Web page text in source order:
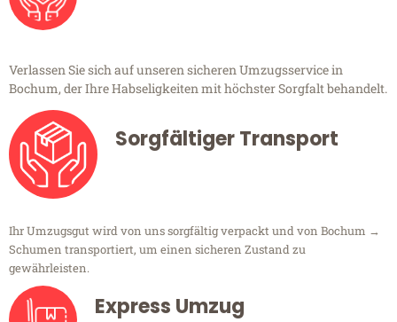
Verlassen Sie sich auf unseren sicheren Umzugsservice in
Bochum, der Ihre Habseligkeiten mit höchster Sorgfalt behandelt.
Sorgfältiger Transport
Ihr Umzugsgut wird von uns sorgfältig verpackt und von Bochum →
Schumen transportiert, um einen sicheren Zustand zu
gewährleisten.
Express Umzug